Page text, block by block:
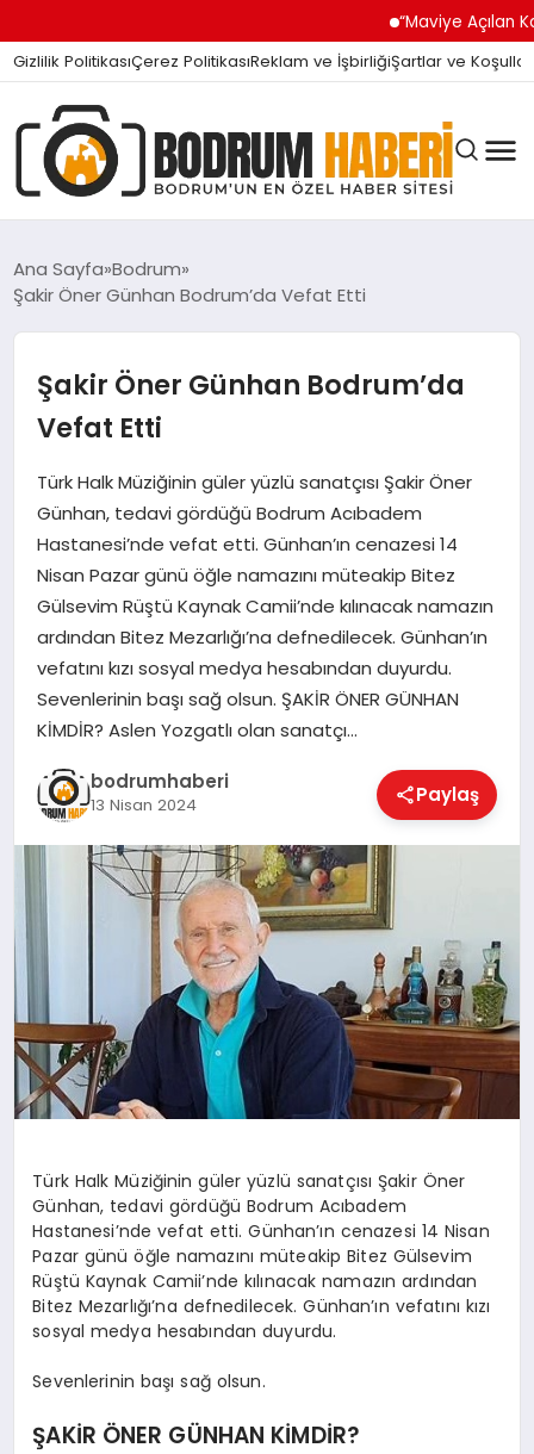
“Maviye Açılan Kapı”
Gizlilik PolitikasıÇerez PolitikasıReklam ve İşbirliğiŞartlar ve Koşullar
BODRUM BODRUM
SIYASET
MAGAZIN
KÖŞE YAZILARI
YAŞAM
SPOR
MUĞLA
Ana Sayfa Bodrum
Şakir Öner Günhan Bodrum’da Vefat Etti
Şakir Öner Günhan Bodrum’da
Vefat Etti
Türk Halk Müziğinin güler yüzlü sanatçısı Şakir Öner
Günhan, tedavi gördüğü Bodrum Acıbadem
Hastanesi’nde vefat etti. Günhan’ın cenazesi 14
Nisan Pazar günü öğle namazını müteakip Bitez
Gülsevim Rüştü Kaynak Camii’nde kılınacak namazın
ardından Bitez Mezarlığı’na defnedilecek. Günhan’ın
vefatını kızı sosyal medya hesabından duyurdu.
Sevenlerinin başı sağ olsun. ŞAKİR ÖNER GÜNHAN
KİMDİR? Aslen Yozgatlı olan sanatçı…
bodrumhaberi
13 Nisan 2024 Paylaş
Türk Halk Müziğinin güler yüzlü sanatçısı Şakir Öner
Günhan, tedavi gördüğü Bodrum Acıbadem
Hastanesi’nde vefat etti. Günhan’ın cenazesi 14 Nisan
Pazar günü öğle namazını müteakip Bitez Gülsevim
Rüştü Kaynak Camii’nde kılınacak namazın ardından
Bitez Mezarlığı’na defnedilecek. Günhan’ın vefatını kızı
sosyal medya hesabından duyurdu.
Sevenlerinin başı sağ olsun.
ŞAKİR ÖNER GÜNHAN KİMDİR?